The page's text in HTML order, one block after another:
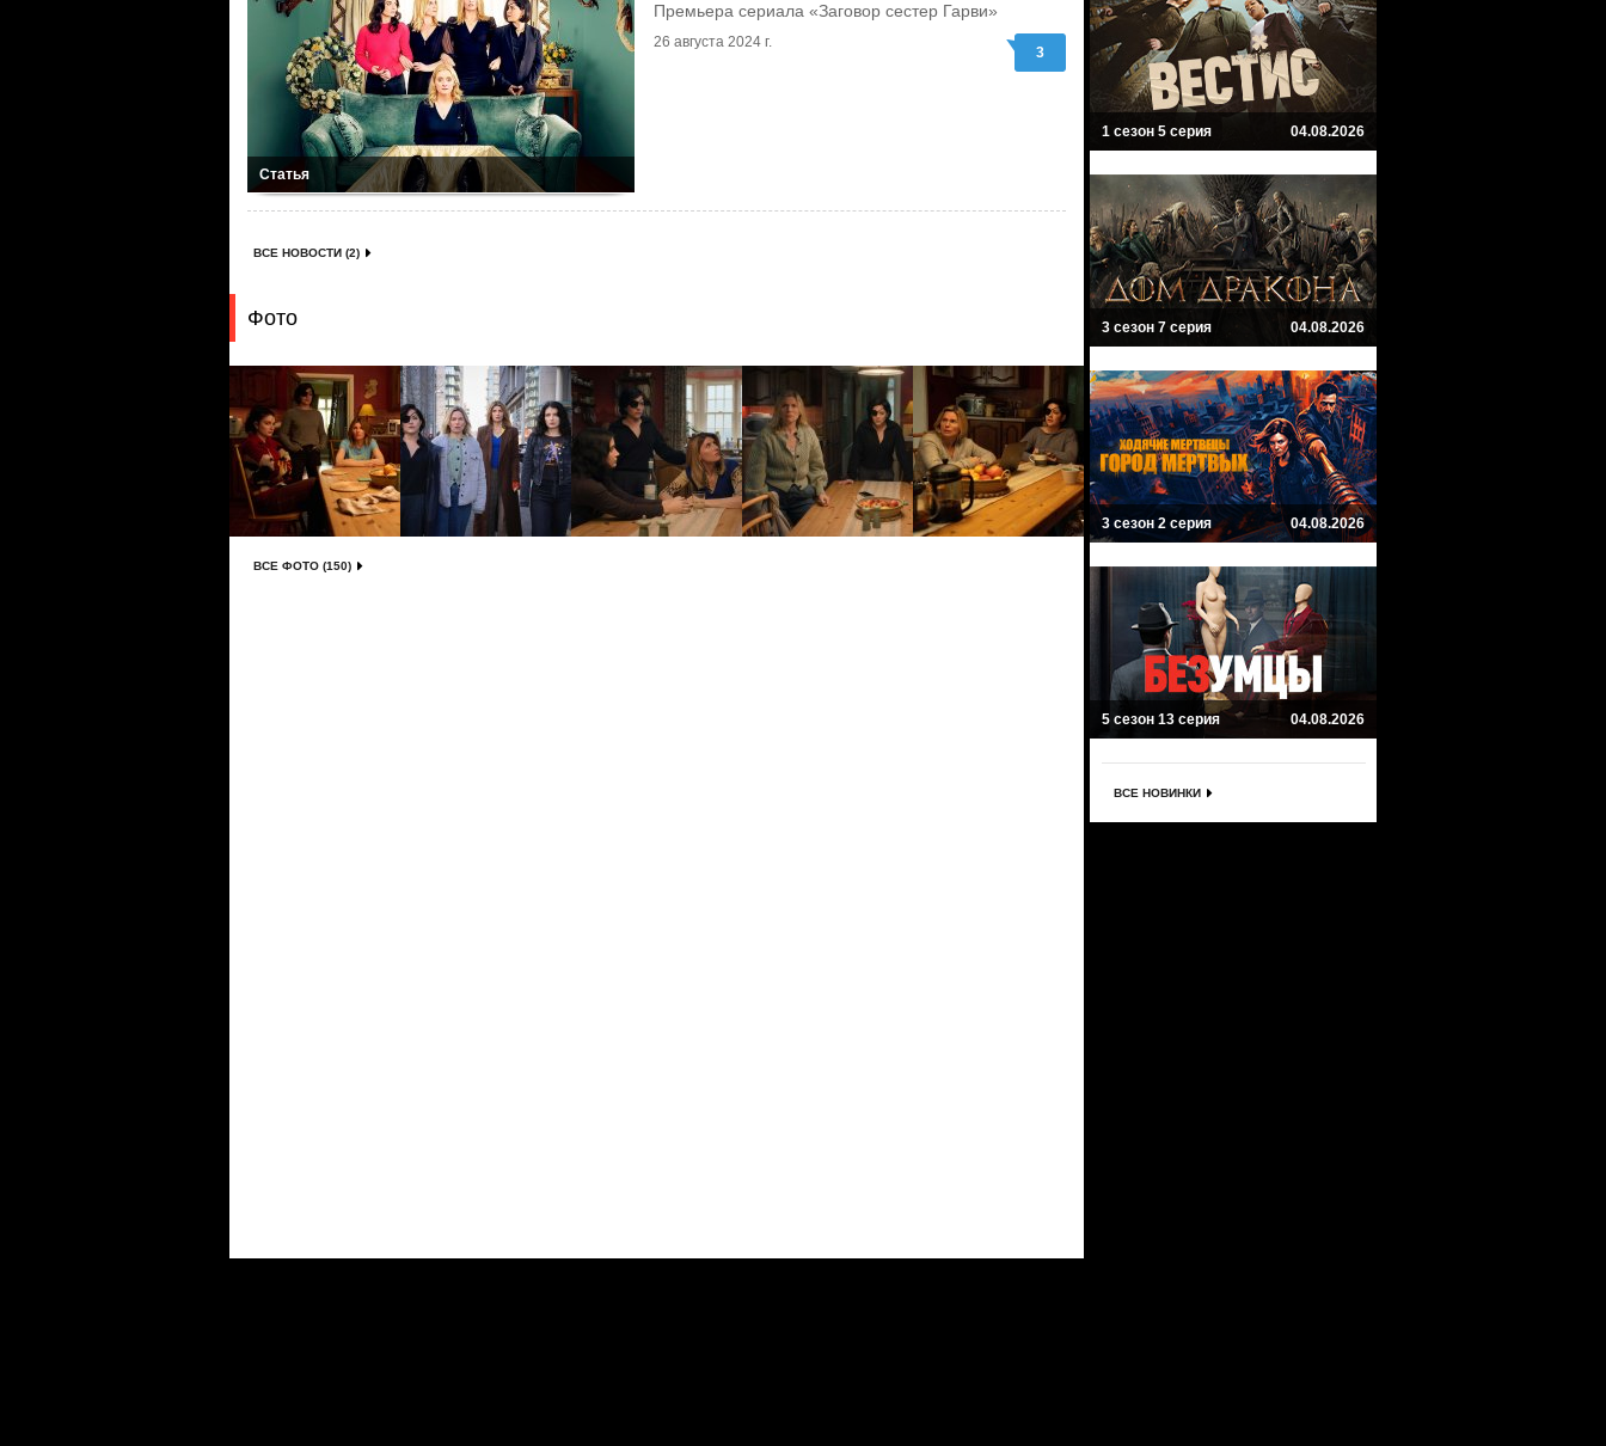
Статья
Премьера сериала «Заговор сестер Гарви»
26 августа 2024 г.
3
ВСЕ НОВОСТИ (2)
Фото
ВСЕ ФОТО (150)
1 сезон 5 серия 04.08.2026
3 сезон 7 серия 04.08.2026
3 сезон 2 серия 04.08.2026
5 сезон 13 серия 04.08.2026
ВСЕ НОВИНКИ